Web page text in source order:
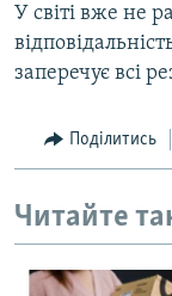
У світі вже не
заперечує всі
Поділитись
Читайте